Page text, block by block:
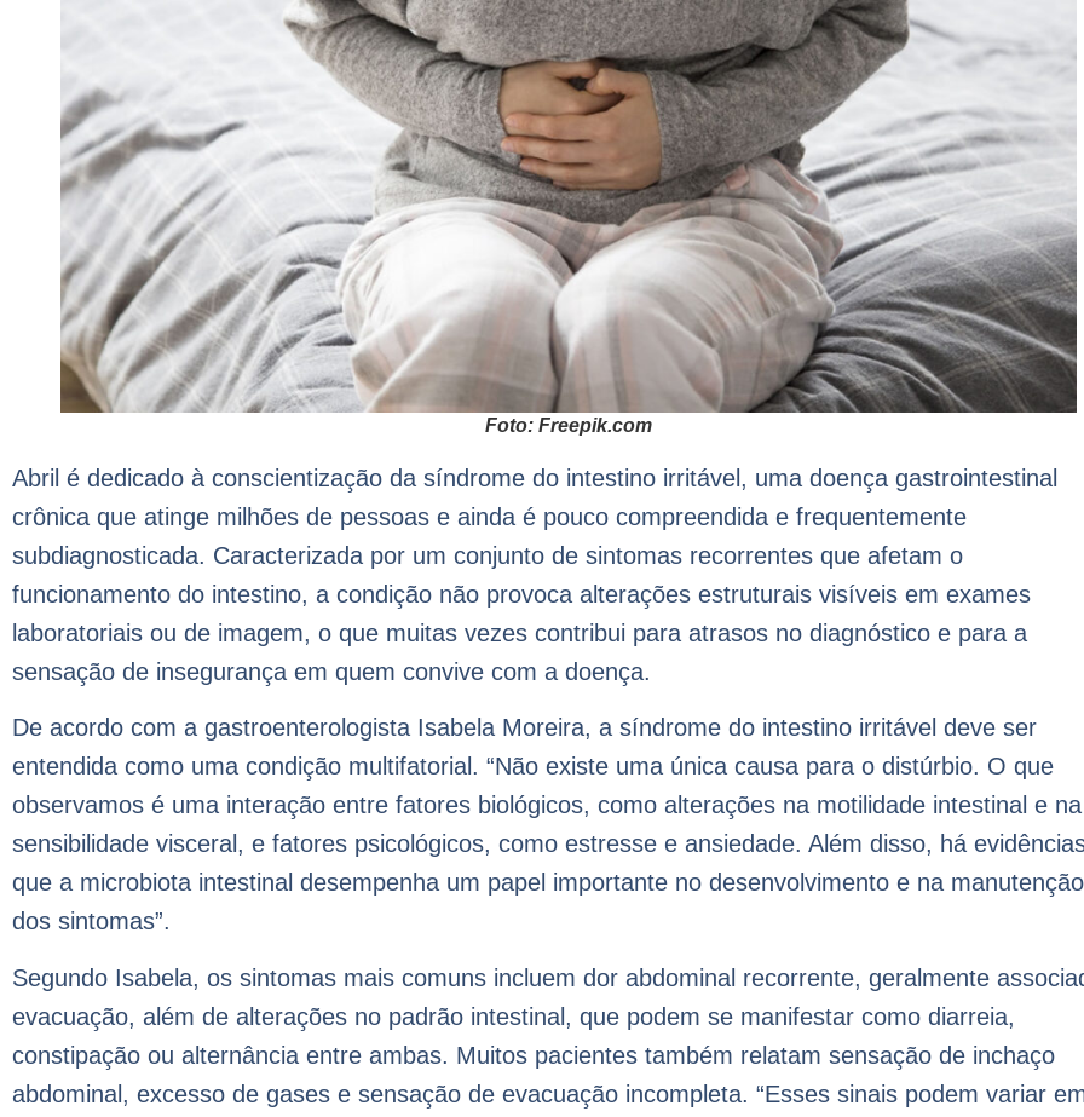
Foto: Freepik.com
Abril é dedicado à conscientização da síndrome do intestino irritável, uma doença gastrointestinal
crônica que atinge milhões de pessoas e ainda é pouco compreendida e frequentemente
subdiagnosticada. Caracterizada por um conjunto de sintomas recorrentes que afetam o
funcionamento do intestino, a condição não provoca alterações estruturais visíveis em exames
laboratoriais ou de imagem, o que muitas vezes contribui para atrasos no diagnóstico e para a
sensação de insegurança em quem convive com a doença.
De acordo com a gastroenterologista Isabela Moreira, a síndrome do intestino irritável deve ser
entendida como uma condição multifatorial. “Não existe uma única causa para o distúrbio. O que
observamos é uma interação entre fatores biológicos, como alterações na motilidade intestinal e na
sensibilidade visceral, e fatores psicológicos, como estresse e ansiedade. Além disso, há
que a microbiota intestinal desempenha um papel importante no desenvolvimento e na manutenção
dos sintomas”.
Segundo Isabela, os sintomas mais comuns incluem dor abdominal recorrente, geralmente
evacuação, além de alterações no padrão intestinal, que podem se manifestar como diarreia,
constipação ou alternância entre ambas. Muitos pacientes também relatam sensação de inchaço
abdominal, excesso de gases e sensação de evacuação incompleta. “Esses sinais podem variar